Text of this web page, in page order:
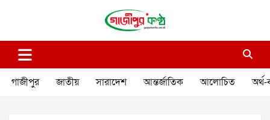
গাজীপুর কণ্ঠ
গাজীপুর জাতীয় সারাদেশ আন্তর্জাতিক আলোচিত অর্থ-